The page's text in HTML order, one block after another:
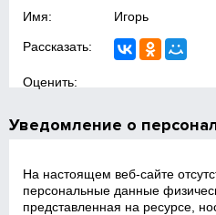
Имя: Игорь
Рассказать:
Оценить:
Уведомление о
На настоящем веб‑сайте
персональные данные
представленная на ресурсе,